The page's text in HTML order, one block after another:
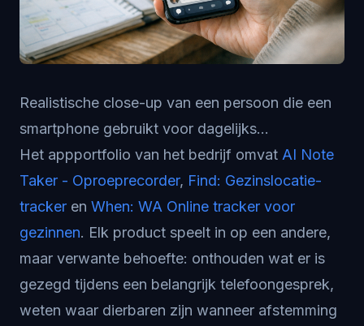
Realistische close-up van een persoon die een
smartphone gebruikt voor dagelijks...
Het appportfolio van het bedrijf omvat AI Note
Taker - Oproeprecorder, Find: Gezinslocatie-
tracker en When: WA Online tracker voor
gezinnen. Elk product speelt in op een andere,
maar verwante behoefte: onthouden wat er is
gezegd tijdens een belangrijk telefoongesprek,
weten waar dierbaren zijn wanneer afstemming